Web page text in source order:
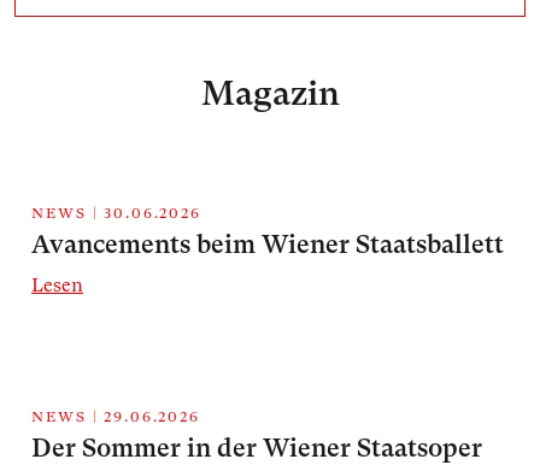
Magazin
NEWS 30.06.2026
Avancements beim Wiener Staatsballett
Lesen
NEWS 29.06.2026
Der Sommer in der Wiener Staatsoper